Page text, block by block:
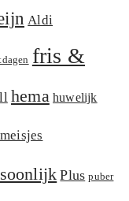
Aldi
fris &
hema huwelijk
meisjes
Plus puber